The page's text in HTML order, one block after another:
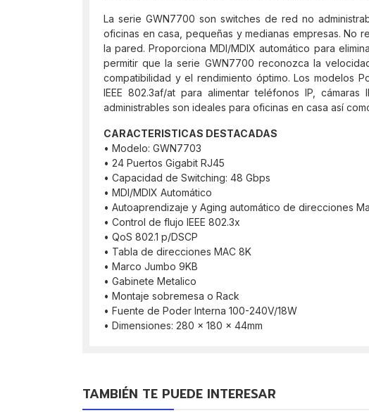
La serie GWN7700 son switches de red no
oficinas en casa, pequeñas y medianas empresas. No
la pared. Proporciona MDI/MDIX automático para
permitir que la serie GWN7700 reconozca la
compatibilidad y el rendimiento óptimo. Los modelos
IEEE 802.3af/at para alimentar teléfonos IP,
administrables son ideales para oficinas en casa así
CARACTERISTICAS DESTACADAS
• Modelo: GWN7703
• 24 Puertos Gigabit RJ45
• Capacidad de Switching: 48 Gbps
• MDI/MDIX Automático
• Autoaprendizaje y Aging automático de direcciones
• Control de flujo IEEE 802.3x
• QoS 802.1 p/DSCP
• Tabla de direcciones MAC 8K
• Marco Jumbo 9KB
• Gabinete Metalico
• Montaje sobremesa o Rack
• Fuente de Poder Interna 100-240V/18W
• Dimensiones: 280 x 180 x 44mm
TAMBIÉN TE PUEDE INTERESAR